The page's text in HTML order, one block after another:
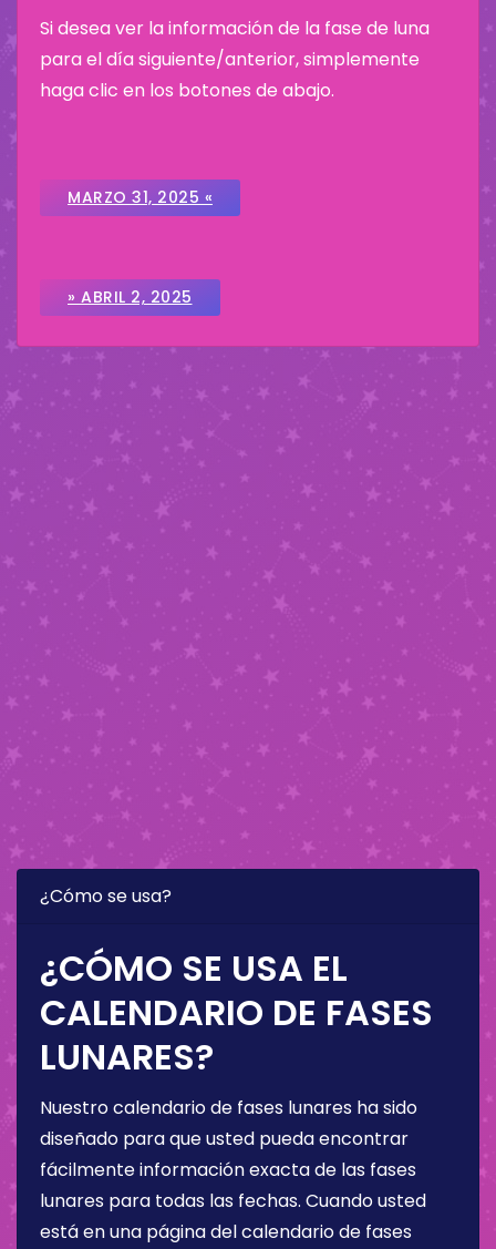
Si desea ver la información de la fase de luna
para el día siguiente/anterior, simplemente
haga clic en los botones de abajo.
MARZO 31, 2025 «
» ABRIL 2, 2025
¿Cómo se usa?
¿CÓMO SE USA EL
CALENDARIO DE FASES
LUNARES?
Nuestro calendario de fases lunares ha sido
diseñado para que usted pueda encontrar
fácilmente información exacta de las fases
lunares para todas las fechas. Cuando usted
está en una página del calendario de fases